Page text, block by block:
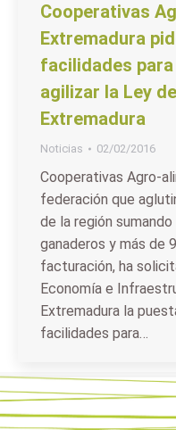
Cooperativas
Extremadura
facilidades
agilizar la Ley
Extremadura
Noticias 02/02/2016
Cooperativas Agro-
federación que
de la región
ganaderos y más de
facturación, ha
Economía e
Extremadura la
facilidades para…